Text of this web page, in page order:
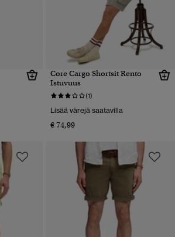
Core Cargo Shortsit Rento
Istuvuus
(1)
Lisää värejä saatavilla
€ 74,99